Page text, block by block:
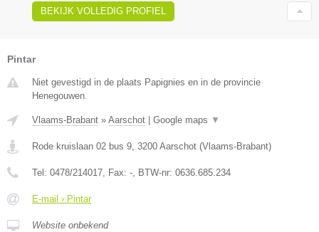
BEKIJK VOLLEDIG PROFIEL
Pintar
Niet gevestigd in de plaats Papignies en in de provincie
Henegouwen.
Vlaams-Brabant » Aarschot Google maps ▼
Rode kruislaan 02 bus 9, 3200 Aarschot (Vlaams-Brabant)
Tel: 0478/214017, Fax: -, BTW-nr: 0636.685.234
E-mail › Pintar
Website onbekend